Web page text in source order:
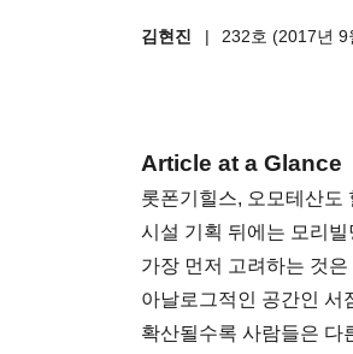
김현진 | 232호 (2017년 9
Article at a Glance
롯폰기힐스, 오모테산도
시설 기획 뒤에는 모리
가장 먼저 고려하는 것
아날로그적인 공간인 서
확산될수록 사람들은 다